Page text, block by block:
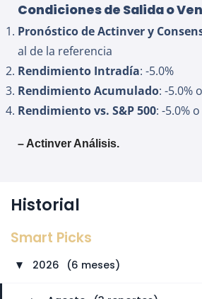
Condiciones de Salida o
Pronóstico de Actinver y
al de la referencia
Rendimiento Intradía: -5.0%
Rendimiento Acumulado: -5.0%
Rendimiento vs. S&P 500: -5.0%
– Actinver Análisis.
Historial
Smart Picks
► 2026 (6 meses)